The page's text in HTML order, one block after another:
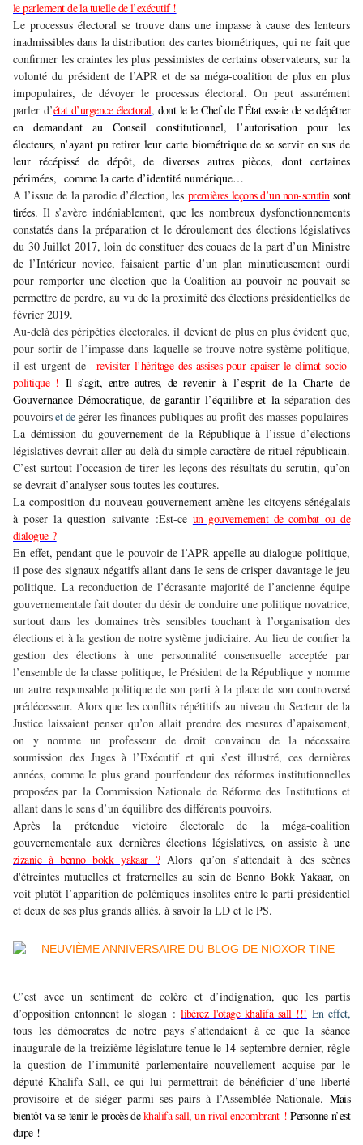
le parlement de la tutelle de l’exécutif !
Le processus électoral se trouve dans une impasse à cause des lenteurs
inadmissibles dans la distribution des cartes biométriques, qui ne fait que
confirmer les craintes les plus pessimistes de certains observateurs, sur la
volonté du président de l’APR et de sa méga-coalition de plus en plus
impopulaires, de dévoyer le processus électoral. On peut assurément
parler d’état d’urgence électoral, dont le le Chef de l’État essaie de se dépêtrer
en demandant au Conseil constitutionnel, l’autorisation pour les
électeurs, n’ayant pu retirer leur carte biométrique de se servir en sus de
leur récépissé de dépôt, de diverses autres pièces, dont certaines
périmées, comme la carte d’identité numérique…
A l’issue de la parodie d’élection, les premières leçons d’un non-scrutin sont
tirées. Il s’avère indéniablement, que les nombreux dysfonctionnements
constatés dans la préparation et le déroulement des élections législatives
du 30 Juillet 2017, loin de constituer des couacs de la part d’un Ministre
de l’Intérieur novice, faisaient partie d’un plan minutieusement ourdi
pour remporter une élection que la Coalition au pouvoir ne pouvait se
permettre de perdre, au vu de la proximité des élections présidentielles de
février 2019.
Au-delà des péripéties électorales, il devient de plus en plus évident que,
pour sortir de l’impasse dans laquelle se trouve notre système politique,
il est urgent derevisiter l’héritage des assises pour apaiser le climat socio-
politique ! Il s’agit, entre autres, derevenir à l’esprit de la Charte de
Gouvernance Démocratique,de garantir l’équilibre et la séparation des
pouvoirset de gérer les finances publiques au profit des masses populaires
La démission du gouvernement de la République à l’issue d’élections
législatives devrait aller au-delà du simple caractère de rituel républicain.
C’est surtout l’occasion de tirer les leçons des résultats du scrutin, qu’on
se devrait d’analyser sous toutes les coutures.
La composition du nouveau gouvernement amène les citoyens sénégalais
à poser la question suivante :Est-ce un gouvernement de combat ou de
dialogue ?
En effet, pendant que le pouvoir de l’APR appelle au dialogue politique,
il pose des signaux négatifs allant dans le sens de crisper davantage le jeu
politique. La reconduction de l’écrasante majorité de l’ancienne équipe
gouvernementale fait douter du désir de conduire une politique novatrice,
surtout dans les domaines très sensibles touchant à l’organisation des
élections et à la gestion de notre système judiciaire. Au lieu de confier la
gestion des élections à une personnalité consensuelle acceptée par
l’ensemble de la classe politique, le Président de la République y nomme
un autre responsable politique de son parti à la place de son controversé
prédécesseur. Alors que les conflits répétitifs au niveau du Secteur de la
Justice laissaient penser qu’on allait prendre des mesures d’apaisement,
on y nomme un professeur de droit convaincu de la nécessaire
soumission des Juges à l’Exécutif et qui s’est illustré, ces dernières
années, comme le plus grand pourfendeur des réformes institutionnelles
proposées par la Commission Nationale de Réforme des Institutions et
allant dans le sens d’un équilibre des différents pouvoirs.
Après la prétendue victoire électorale de la méga-coalition
gouvernementale aux dernières élections législatives, on assiste à une
zizanie à benno bokk yakaar ?Alors qu’on s’attendait à des scènes
d'étreintes mutuelles et fraternelles au sein de Benno Bokk Yakaar, on
voit plutôt l’apparition de polémiques insolites entre le parti présidentiel
et deux de ses plus grands alliés, à savoir la LD et le PS.
C’est avec un sentiment de colère et d’indignation, que les partis
d’opposition entonnent le slogan :libérez l'otage khalifa sall !!! En effet,
tous les démocrates de notre pays s’attendaient à ce que la séance
inaugurale de la treizième législature tenue le 14 septembre dernier, règle
la question de l’immunité parlementaire nouvellement acquise par le
député Khalifa Sall, ce qui lui permettrait de bénéficier d’une liberté
provisoire et de siéger parmi ses pairs à l’Assemblée Nationale.Mais
bientôt va se tenir le procès dekhalifa sall, un rival encombrant ! Personne n’est
dupe !